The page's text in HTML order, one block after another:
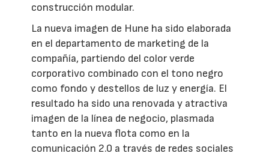
construcción modular.
La nueva imagen de Hune ha sido elaborada
en el departamento de marketing de la
compañía, partiendo del color verde
corporativo combinado con el tono negro
como fondo y destellos de luz y energía. El
resultado ha sido una renovada y atractiva
imagen de la línea de negocio, plasmada
tanto en la nueva flota como en la
comunicación 2.0 a través de redes sociales